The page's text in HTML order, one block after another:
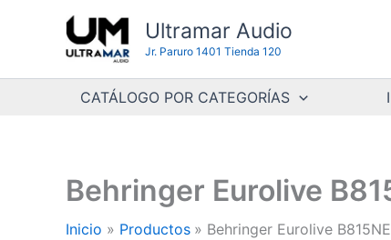
contenido
Ultramar Audio
Jr. Paruro 1401 Tienda 120
CATÁLOGO POR CATEGORÍAS
Behringer Eurolive
Inicio Productos Behringer Eurolive